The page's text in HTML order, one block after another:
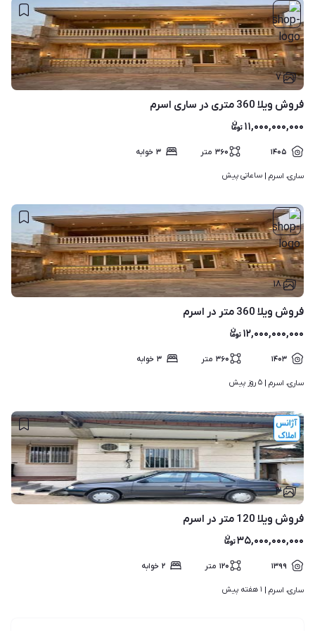
۷
فروش ویلا 360 متری در ساری اسرم
۱۱,۰۰۰,۰۰۰,۰۰۰
۱۴۰۵ ۳۶۰ متر ۳ خوابه
ساری، اسرم | ساعاتی پیش
۱۸
فروش ویلا 360 متر در اسرم
۱۲,۰۰۰,۰۰۰,۰۰۰
۱۴۰۳ ۳۶۰ متر ۳ خوابه
ساری، اسرم | ۵ روز پیش
۳
فروش ویلا 120 متر در اسرم
۳۵,۰۰۰,۰۰۰,۰۰۰
۱۳۹۹ ۱۲۰ متر ۲ خوابه
ساری، اسرم | ۱ هفته پیش